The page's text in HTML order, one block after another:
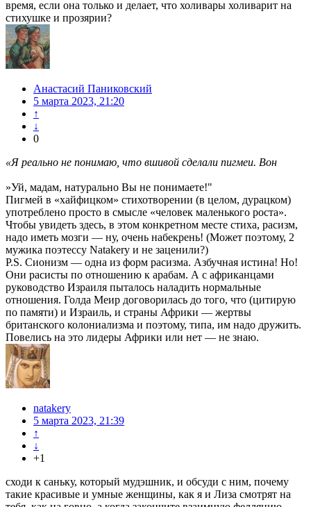
время, если она только и делает, что холивары холиварит на
стихушке и прозярии?
Анастасий Паниковский
5 марта 2023, 21:20
↑
↓
0
«Я реально не понимаю, что вшивой сделали пигмеи. Вон
»Уй, мадам, натурально Вы не понимаете!"
Пигмей в «хайфицком» стихотворении (в целом, дурацком)
употреблено просто в смысле «человек маленького роста».
Чтобы увидеть здесь, в этом конкретном месте стиха, расизм,
надо иметь мозги — ну, очень набекрень! (Может поэтому, 2
мужика поэтессу Natakery и не заценили?)
P.S. Сионизм — одна из форм расизма. Азбучная истина! Но!
Они расисты по отношению к арабам. А с африканцами
руководство Израиля пыталось наладить нормальные
отношения. Голда Меир договорилась до того, что (цитирую
по памяти) и Израиль, и страны Африки — жертвы
британского колониализма и поэтому, типа, им надо дружить.
Повелись на это лидеры Африки или нет — не знаю.
natakery
5 марта 2023, 21:39
↑
↓
+1
сходи к саньку, который мудэшник, и обсуди с ним, почему
такие красивые и умные женщины, как я и Лиза смотрят на